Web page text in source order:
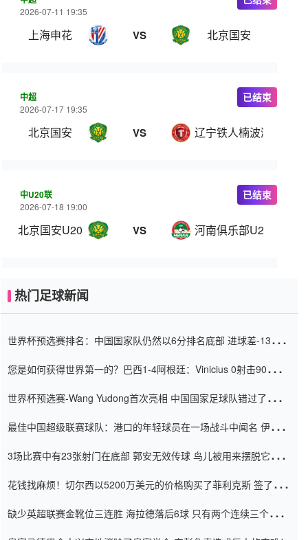
2026-07-11 19:35
上海申花 VS 北京国安
中超
2026-07-17 19:35
北京国安 VS 辽宁铁人楠波湾
已结束
中U20联
2026-07-18 19:00
北京国安U20 VS 河南俱乐部U20
已结束
热门足球新闻
世界杯预选赛排名：中国国家队仍然以6分排名底部 进球差-13令人
您是如何获得世界第一的？巴西1-4阿根廷：Vinicius 0射击90分钟
世界杯预选赛-Wang Yudong首次亮相 中国国家足球队错过了世界
最佳中国超级联赛球队：港口的年轻球员在一场战斗中闻名 伊万放
3场比赛中有23张射门在底部 郭安无效传球 鸟儿被用来摆脱它
花钱找麻烦！切尔西以5200万美元的价格购买了菲利克斯 签了7年
缺少英超联赛金靴位三连胜 海拉德落后6球 只有两个连续三个连续